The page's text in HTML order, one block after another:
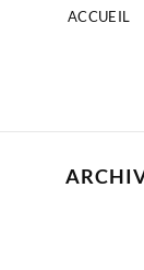
ACCUEIL